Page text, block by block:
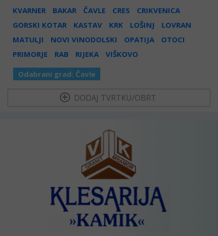
KVARNER BAKAR ČAVLE CRES
CRIKVENICA
GORSKI KOTAR
KASTAV KRK LOŠINJ
LOVRAN
MATULJI
NOVI VINODOLSKI OPATIJA
OTOCI
PRIMORJE
RAB RIJEKA VIŠKOVO
Odabrani grad: Čavle
DODAJ TVRTKU/OBRT